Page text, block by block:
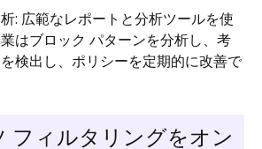
: 広範なレポートと分析ツールを使
はブロック パターンを分析し、考
検出し、ポリシーを定期的に改善で
フィルタリングをオン